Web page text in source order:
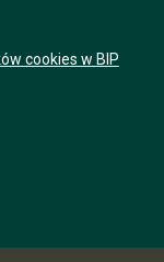
cookies w BIP